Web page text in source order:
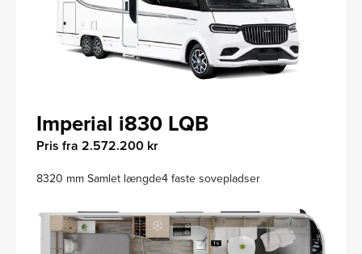
Imperial i830 LQB
Pris fra 2.572.200 kr
8320 mm Samlet længde4 faste sovepladser